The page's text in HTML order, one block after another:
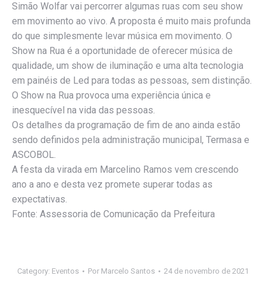
Simão Wolfar vai percorrer algumas ruas com seu show
em movimento ao vivo. A proposta é muito mais profunda
do que simplesmente levar música em movimento. O
Show na Rua é a oportunidade de oferecer música de
qualidade, um show de iluminação e uma alta tecnologia
em painéis de Led para todas as pessoas, sem distinção.
O Show na Rua provoca uma experiência única e
inesquecível na vida das pessoas.
Os detalhes da programação de fim de ano ainda estão
sendo definidos pela administração municipal, Termasa e
ASCOBOL.
A festa da virada em Marcelino Ramos vem crescendo
ano a ano e desta vez promete superar todas as
expectativas.
Fonte: Assessoria de Comunicação da Prefeitura
Category: Eventos Por Marcelo Santos 24 de novembro de 2021